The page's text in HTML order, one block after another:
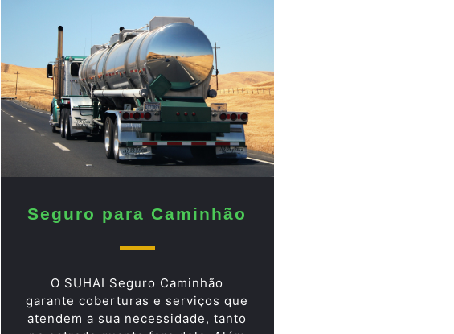
Seguro para Caminhão
O SUHAI Seguro Caminhão
garante coberturas e serviços que
atendem a sua necessidade, tanto